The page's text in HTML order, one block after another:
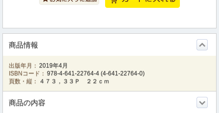
商品情報
出版年月： 2019年4月
ISBNコード： 978-4-641-22764-4 (4-641-22764-0)
頁数・縦：
４７３，３３Ｐ ２２ｃｍ
商品の内容